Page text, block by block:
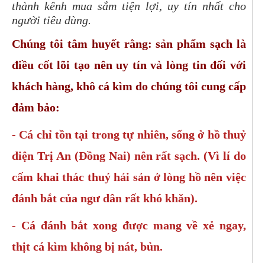
thành kênh mua sắm tiện lợi, uy tín nhất cho
người tiêu dùng.
Chúng tôi tâm huyết rằng: sản phẩm sạch là
điều cốt lõi tạo nên uy tín và lòng tin đối với
khách hàng, khô cá kìm do chúng tôi cung cấp
đảm bảo:
- Cá chỉ tồn tại trong tự nhiên, sống ở hồ thuỷ
điện Trị An (Đồng Nai) nên rất sạch. (Vì lí do
cấm khai thác thuỷ hải sản ở lòng hồ nên việc
đánh bắt của ngư dân rất khó khăn).
- Cá đánh bắt xong được mang về xẻ ngay,
thịt cá kìm không bị nát, bủn.